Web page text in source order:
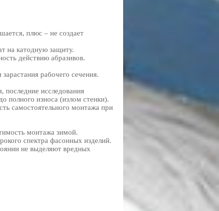
плюс – не создает
на катодную защиту.
действию абразивов.
рабочего сечения.
последние исследования
полного износа (излом стенки).
самостоятельного монтажа при
монтажа зимой.
спектра фасонных изделий.
не выделяют вредных